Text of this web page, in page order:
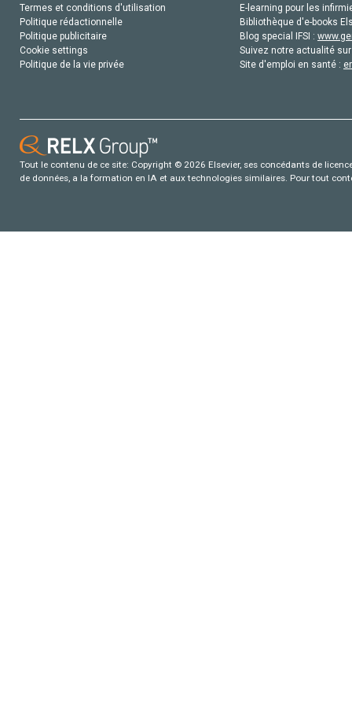
Termes et conditions d'utilisation
Politique rédactionnelle
Politique publicitaire
Cookie settings
Politique de la vie privée
E-learning pour les
Bibliothèque d'e-books
Blog special IFSI :
Suivez notre actualité
Site d'emploi en santé :
Tout le contenu de ce site: Copyright © 2026 Elsevier, ses concédants de
de données, a la formation en IA et aux technologies similaires. Pour tout